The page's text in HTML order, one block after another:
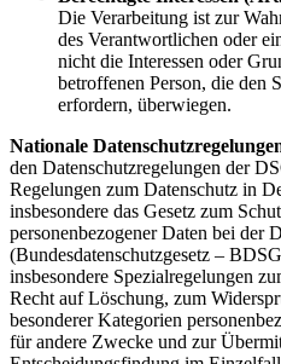
Die Verarbeitung ist zur
des Verantwortlichen oder
nicht die Interessen oder
betroffenen Person, die den
erfordern, überwiegen.
Nationale
den Datenschutzregelungen der
Regelungen zum Datenschutz in
insbesondere das Gesetz zum
personenbezogener Daten bei der
(Bundesdatenschutzgesetz –
insbesondere Spezialregelungen
Recht auf Löschung, zum
besonderer Kategorien
für andere Zwecke und zur